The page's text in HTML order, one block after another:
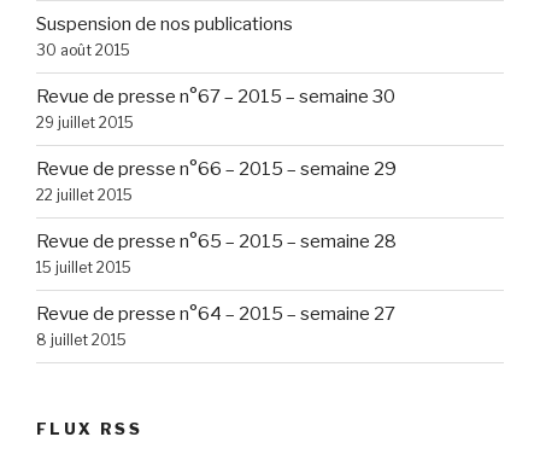
Suspension de nos publications
30 août 2015
Revue de presse n°67 – 2015 – semaine 30
29 juillet 2015
Revue de presse n°66 – 2015 – semaine 29
22 juillet 2015
Revue de presse n°65 – 2015 – semaine 28
15 juillet 2015
Revue de presse n°64 – 2015 – semaine 27
8 juillet 2015
FLUX RSS